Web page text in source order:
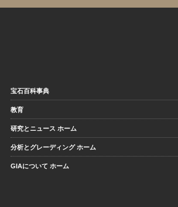
宝石百科事典
教育
研究とニュース ホーム
分析とグレーディング ホーム
GIAについて ホーム